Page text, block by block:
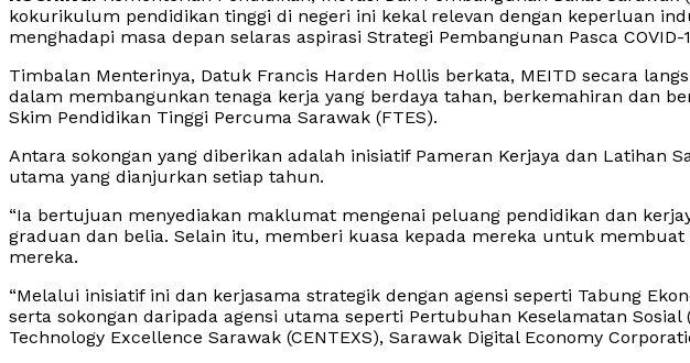
kokurikulum pendidikan tinggi di negeri ini kekal relevan dengan keperluan
menghadapi masa depan selaras aspirasi Strategi Pembangunan Pasca COVID-
Timbalan Menterinya, Datuk Francis Harden Hollis berkata, MEITD secara
dalam membangunkan tenaga kerja yang berdaya tahan, berkemahiran dan
Skim Pendidikan Tinggi Percuma Sarawak (FTES).
Antara sokongan yang diberikan adalah inisiatif Pameran Kerjaya dan Latihan
utama yang dianjurkan setiap tahun.
“Ia bertujuan menyediakan maklumat mengenai peluang pendidikan dan
graduan dan belia. Selain itu, memberi kuasa kepada mereka untuk
mereka.
“Melalui inisiatif ini dan kerjasama strategik dengan agensi seperti Tabung
serta sokongan daripada agensi utama seperti Pertubuhan Keselamatan Sosial
Technology Excellence Sarawak (CENTEXS), Sarawak Digital Economy